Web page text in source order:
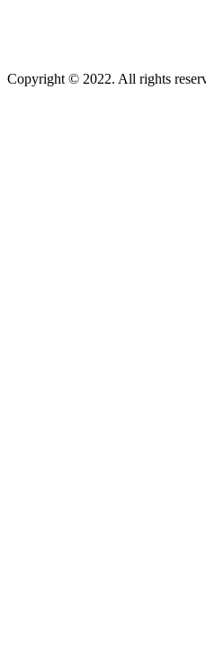
Copyright © 2022. All rights